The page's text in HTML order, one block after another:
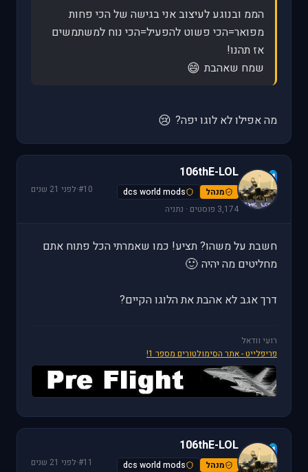
הממ ובנוגע לעיצוב אני בגישה של הכי פחות
מפואר=הכי פשוט להפעיל=הכי נוח למשתמשים
אז תהנו!
שמח שאהבת 😄
מה אפילו לא לוגו יפה? 😢
1
106thE-LOL
מנהל
dcs world mods
3,174 פוסטים · נתניה
#10
·לפני 21 שנים
חשבת על משהו? תציע! כמו שאמרתי הכל פתוח אתם
מחליטים מה יהיה 🙂
דרך אגב לא אהבת את הלוגו הקיים?
רועי וודאל
פריפלייט - אתר הסימולטורים מספר 1!
1
106thE-LOL
מנהל
dcs world mods
#11
·לפני 21 שנים